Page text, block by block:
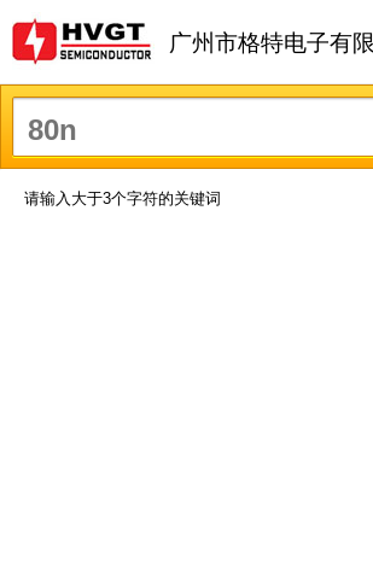
广州市格特电子有
请输入大于3个字符的关键词